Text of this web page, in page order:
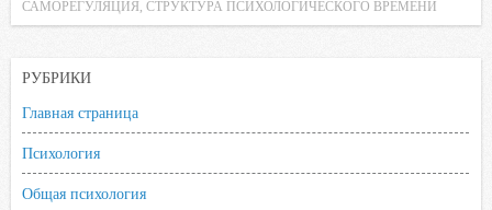
b
o
k
t
s
.
k
n
САМОРЕГУЛЯЦИЯ
СТРУКТУРА ПСИХОЛОГИЧЕСКОГО ВРЕМЕНИ
РУБРИКИ
Главная страница
Психология
Общая психология